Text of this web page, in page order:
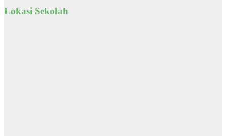
Lokasi Sekolah